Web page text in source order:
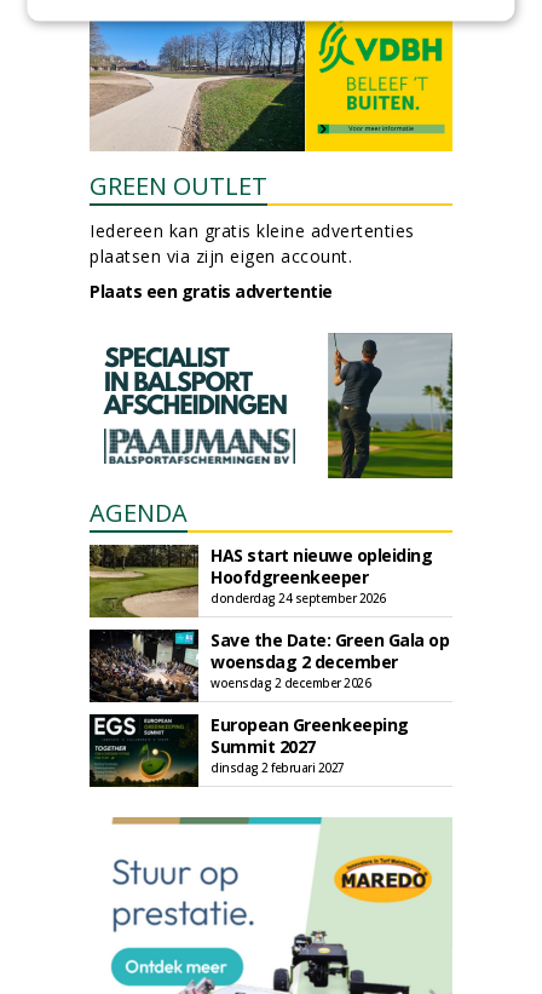
GREEN OUTLET
Iedereen kan gratis kleine advertenties
plaatsen via zijn eigen account.
Plaats een gratis advertentie
AGENDA
HAS start nieuwe opleiding
Hoofdgreenkeeper
donderdag 24 september 2026
Save the Date: Green Gala op
woensdag 2 december
woensdag 2 december 2026
European Greenkeeping
Summit 2027
dinsdag 2 februari 2027